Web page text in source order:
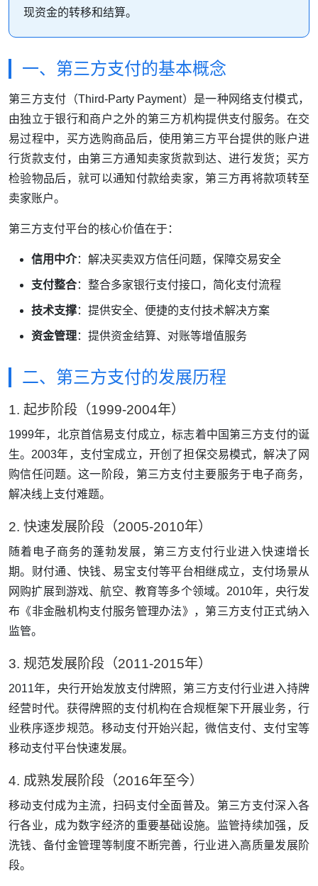
现资金的转移和结算。
一、第三方支付的基本概念
第三方支付（Third-Party Payment）是一种网络支付模式，
由独立于银行和商户之外的第三方机构提供支付服务。在交
易过程中，买方选购商品后，使用第三方平台提供的账户进
行货款支付，由第三方通知卖家货款到达、进行发货；买方
检验物品后，就可以通知付款给卖家，第三方再将款项转至
卖家账户。
第三方支付平台的核心价值在于：
信用中介：解决买卖双方信任问题，保障交易安全
支付整合：整合多家银行支付接口，简化支付流程
技术支撑：提供安全、便捷的支付技术解决方案
资金管理：提供资金结算、对账等增值服务
二、第三方支付的发展历程
1. 起步阶段（1999-2004年）
1999年，北京首信易支付成立，标志着中国第三方支付的诞
生。2003年，支付宝成立，开创了担保交易模式，解决了网
购信任问题。这一阶段，第三方支付主要服务于电子商务，
解决线上支付难题。
2. 快速发展阶段（2005-2010年）
随着电子商务的蓬勃发展，第三方支付行业进入快速增长
期。财付通、快钱、易宝支付等平台相继成立，支付场景从
网购扩展到游戏、航空、教育等多个领域。2010年，央行发
布《非金融机构支付服务管理办法》，第三方支付正式纳入
监管。
3. 规范发展阶段（2011-2015年）
2011年，央行开始发放支付牌照，第三方支付行业进入持牌
经营时代。获得牌照的支付机构在合规框架下开展业务，行
业秩序逐步规范。移动支付开始兴起，微信支付、支付宝等
移动支付平台快速发展。
4. 成熟发展阶段（2016年至今）
移动支付成为主流，扫码支付全面普及。第三方支付深入各
行各业，成为数字经济的重要基础设施。监管持续加强，反
洗钱、备付金管理等制度不断完善，行业进入高质量发展阶
段。